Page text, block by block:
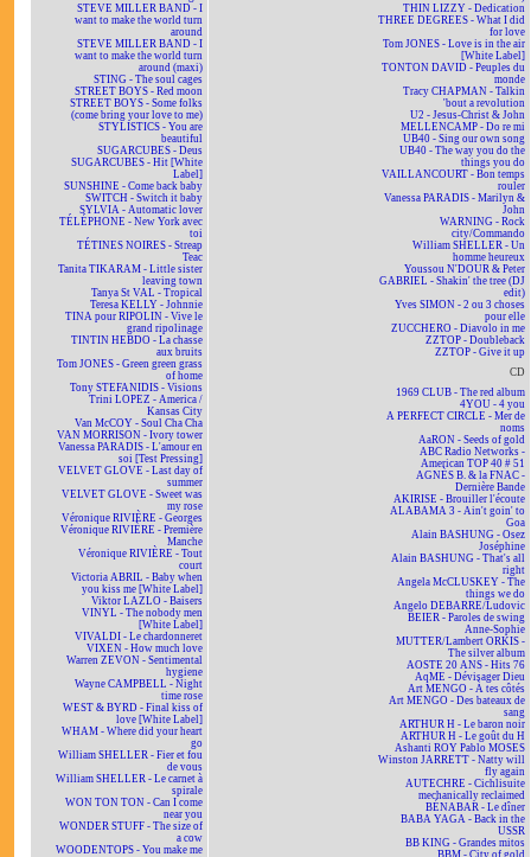
STEVE MILLER BAND - I
want to make the world turn
around
STEVE MILLER BAND - I
want to make the world turn
around (maxi)
STING - The soul cages
STREET BOYS - Red moon
STREET BOYS - Some folks
(come bring your love to me)
STYLISTICS - You are
beautiful
SUGARCUBES - Deus
SUGARCUBES - Hit [White
Label]
SUNSHINE - Come back baby
SWITCH - Switch it baby
SYLVIA - Automatic lover
TÉLÉPHONE - New York avec
toi
TÉTINES NOIRES - Streap
Teac
Tanita TIKARAM - Little sister
leaving town
Tanya St VAL - Tropical
Teresa KELLY - Johnnie
TINA pour RIPOLIN - Vive le
grand ripolinage
TINTIN HEBDO - La chasse
aux bruits
Tom JONES - Green green grass
of home
Tony STEFANIDIS - Visions
Trini LOPEZ - America /
Kansas City
Van McCOY - Soul Cha Cha
VAN MORRISON - Ivory tower
Vanessa PARADIS - L'amour en
soi [Test Pressing]
VELVET GLOVE - Last day of
summer
VELVET GLOVE - Sweet was
my rose
Véronique RIVIÈRE - Georges
Véronique RIVIÈRE - Première
Manche
Véronique RIVIÈRE - Tout
court
Victoria ABRIL - Baby when
you kiss me [White Label]
Viktor LAZLO - Baisers
VINYL - The nobody men
[White Label]
VIVALDI - Le chardonneret
VIXEN - How much love
Warren ZEVON - Sentimental
hygiene
Wayne CAMPBELL - Night
time rose
WEST & BYRD - Final kiss of
love [White Label]
WHAM - Where did your heart
go
William SHELLER - Fier et fou
de vous
William SHELLER - Le carnet à
spirale
WON TON TON - Can I come
near you
WONDER STUFF - The size of
a cow
WOODENTOPS - You make me
THIN LIZZY - Dedication
THREE DEGREES - What I did
for love
Tom JONES - Love is in the air
[White Label]
TONTON DAVID - Peuples du
monde
Tracy CHAPMAN - Talkin
'bout a revolution
U2 - Jesus-Christ & John
MELLENCAMP - Do re mi
UB40 - Sing our own song
UB40 - The way you do the
things you do
VAILLANCOURT - Bon temps
rouler
Vanessa PARADIS - Marilyn &
John
WARNING - Rock
city/Commando
William SHELLER - Un
homme heureux
Youssou N'DOUR & Peter
GABRIEL - Shakin' the tree (DJ
edit)
Yves SIMON - 2 ou 3 choses
pour elle
ZUCCHERO - Diavolo in me
ZZTOP - Doubleback
ZZTOP - Give it up
CD
1969 CLUB - The red album
4YOU - 4 you
A PERFECT CIRCLE - Mer de
noms
AaRON - Seeds of gold
ABC Radio Networks -
American TOP 40 # 51
AGNÈS B. & la FNAC -
Dernière Bande
AKIRISE - Brouiller l'écoute
ALABAMA 3 - Ain't goin' to
Goa
Alain BASHUNG - Osez
Joséphine
Alain BASHUNG - That's all
right
Angela McCLUSKEY - The
things we do
Angelo DEBARRE/Ludovic
BEIER - Paroles de swing
Anne-Sophie
MUTTER/Lambert ORKIS -
The silver album
AOSTE 20 ANS - Hits 76
AqME - Dévisager Dieu
Art MENGO - À tes côtés
Art MENGO - Des bateaux de
sang
ARTHUR H - Le baron noir
ARTHUR H - Le goût du H
Ashanti ROY Pablo MOSES
Winston JARRETT - Natty will
fly again
AUTECHRE - Cichlisuite
mechanically reclaimed
BÉNABAR - Le dîner
BABA YAGA - Back in the
USSR
BB KING - Grandes mitos
BBM - City of gold